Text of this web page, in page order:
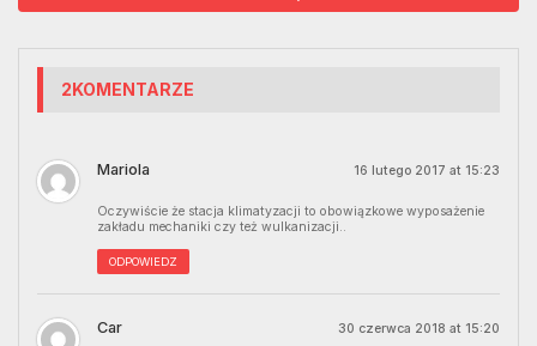
2KOMENTARZE
Mariola 16 lutego 2017 at 15:23
Oczywiście że stacja klimatyzacji to obowiązkowe wyposażenie
zakładu mechaniki czy też wulkanizacji..
ODPOWIEDZ
Car 30 czerwca 2018 at 15:20